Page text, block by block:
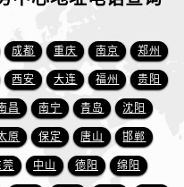
浙江省杭州市上城区钱江路1366号华润大厦A座5层503-5室万国售后服务中心（需提前预约）
浙江省湖州市吴兴区劳动路万国售后服务中心（需提前预约）
浙江省嘉兴市南湖区广益路705号嘉兴世界贸易中心A座13层1304室万国售后服务中心（需提前预约）
浙江省金华市金东区东市南街777号金华万达广场4号楼22楼2209室万国售后服务中心（需提前预约）
浙江省丽水市莲都区解放街万国售后服务中心（需提前预约）
浙江省宁波市江北区大闸南路500号来福士广场办公楼20层2009室万国售后服务中心（需提前预约）
成都 重庆 南京 郑州
西安 大连 福州 贵阳
昌 南宁 青岛 沈阳
原 保定 唐山 邯郸
莞 中山 德阳 绵阳